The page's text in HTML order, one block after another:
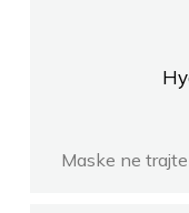
Maske ne